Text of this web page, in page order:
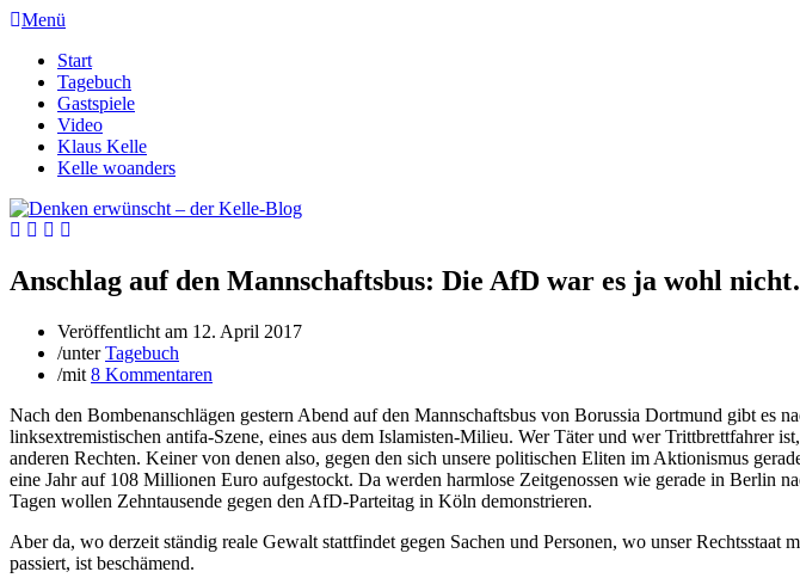
Menü
Start
Tagebuch
Gastspiele
Video
Klaus Kelle
Kelle woanders
Anschlag auf den Mannschaftsbus: Die AfD war es ja wohl
Veröffentlicht am 12. April 2017
/unterTagebuch
/mit 8 Kommentaren
Nach den Bombenanschlägen gestern Abend auf den Mannschaftsbus von Borussia Dortmund gibt es
linksextremistischen antifa-Szene, eines aus dem Islamisten-Milieu. Wer Täter und wer
anderen Rechten. Keiner von denen also, gegen den sich unsere politischen Eliten im Aktionismus
eine Jahr auf 108 Millionen Euro aufgestockt. Da werden harmlose Zeitgenossen wie gerade in Berlin
Tagen wollen Zehntausende gegen den AfD-Parteitag in Köln demonstrieren.
Aber da, wo derzeit ständig reale Gewalt stattfindet gegen Sachen und Personen, wo unser
passiert, ist beschämend.